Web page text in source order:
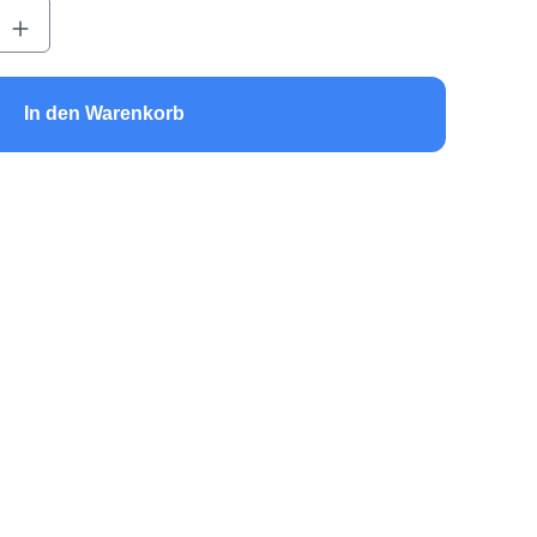
den gewünschten Wert ein oder
In den Warenkorb